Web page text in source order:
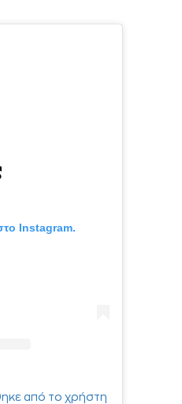
Instagram.
από το χρήστη